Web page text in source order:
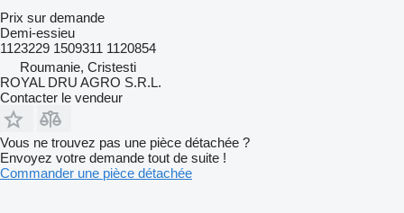
Prix sur demande
Demi-essieu
1123229 1509311 1120854
Roumanie, Cristesti
ROYAL DRU AGRO S.R.L.
Contacter le vendeur
Vous ne trouvez pas une pièce détachée ?
Envoyez votre demande tout de suite !
Commander une pièce détachée